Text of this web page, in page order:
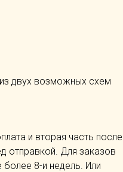
двух возможных схем
и вторая часть после
отправкой. Для заказов
более 8-и недель. Или